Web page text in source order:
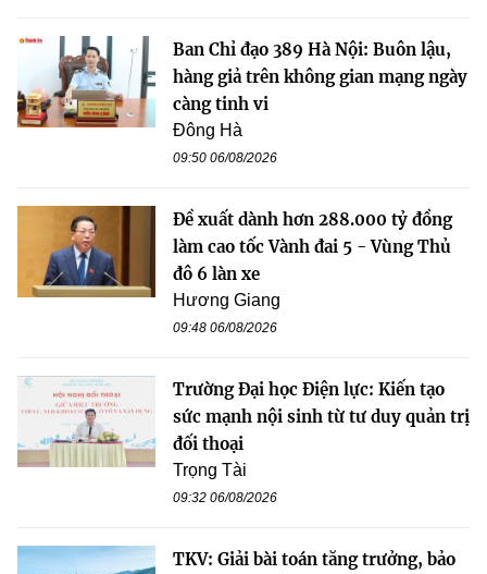
Ban Chỉ đạo 389 Hà Nội: Buôn lậu,
hàng giả trên không gian mạng ngày
càng tinh vi
Đông Hà
09:50 06/08/2026
Đề xuất dành hơn 288.000 tỷ đồng
làm cao tốc Vành đai 5 - Vùng Thủ
đô 6 làn xe
Hương Giang
09:48 06/08/2026
Trường Đại học Điện lực: Kiến tạo
sức mạnh nội sinh từ tư duy quản trị
đối thoại
Trọng Tài
09:32 06/08/2026
TKV: Giải bài toán tăng trưởng, bảo